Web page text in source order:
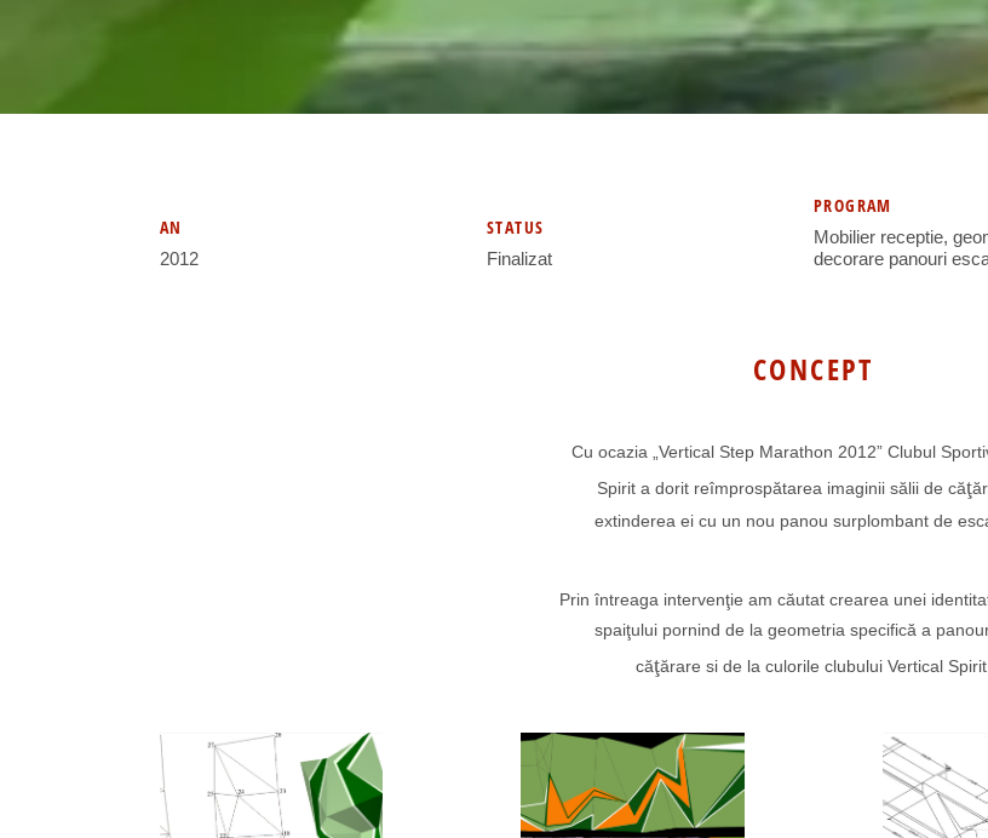
AN
2012
STATUS
Finalizat
PROGRAM
Mobilier receptie,
decorare panouri
CONCEPT
Cu ocazia „Vertical Step Marathon 2012” Clubul
Spirit a dorit reîmprospătarea imaginii sălii de căţ
extinderea ei cu un nou panou surplombant de
Prin întreaga intervenţie am căutat crearea unei
spaiţului pornind de la geometria specifică a
căţărare si de la culorile clubului Vertical